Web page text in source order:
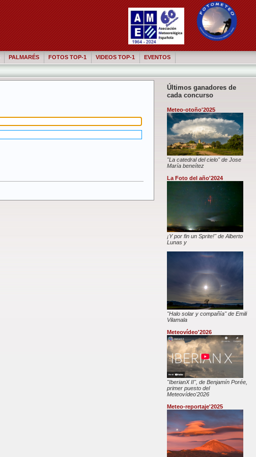
PALMARÉS FOTOS TOP-1 VIDEOS TOP-1 EVENTOS
Últimos ganadores de
cada concurso
Meteo-otoño'2025
"La catedral del cielo" de Jose
María beneítez
La Foto del año'2024
¡Y por fin un Sprite!" de Alberto
Lunas y
"Halo solar y compañía" de Emili
Vilamala
Meteovídeo'2026
"IberianX II", de Benjamín Porée,
primer puesto del
Meteovídeo'2026
Meteo-reportaje'2025